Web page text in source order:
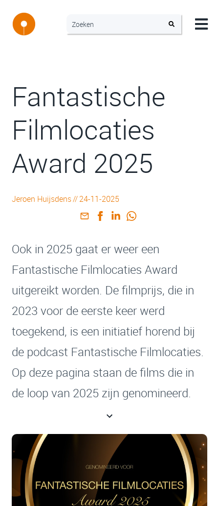
Fantastische
Filmlocaties
Award 2025
Jeroen Huijsdens//24-11-2025
Ook in 2025 gaat er weer een
Fantastische Filmlocaties Award
uitgereikt worden. De filmprijs, die in
2023 voor de eerste keer werd
toegekend, is een initiatief horend bij
de podcast Fantastische Filmlocaties.
Op deze pagina staan de films die in
de loop van 2025 zijn genomineerd.